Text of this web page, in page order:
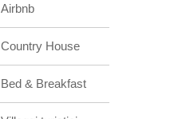
Airbnb
Country House
Bed & Breakfast